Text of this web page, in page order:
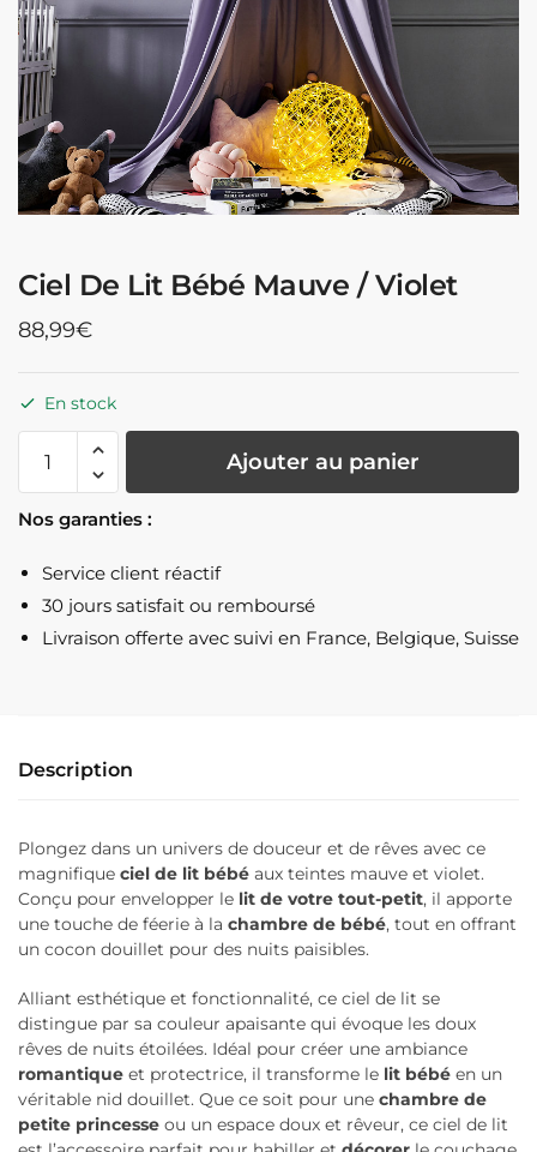
Ciel De Lit Bébé Mauve / Violet
88,99€
En stock
De
Mauve
/
Ajouter au panier
Nos garanties :
Service client réactif
30 jours satisfait ou remboursé
Livraison offerte avec suivi en France, Belgique, Suisse
Description
Plongez dans un univers de douceur et de rêves avec ce
magnifique ciel de lit bébé aux teintes mauve et violet.
Conçu pour envelopper le lit de votre tout-petit, il apporte
une touche de féerie à la chambre de bébé, tout en offrant
un cocon douillet pour des nuits paisibles.
Alliant esthétique et fonctionnalité, ce ciel de lit se
distingue par sa couleur apaisante qui évoque les doux
rêves de nuits étoilées. Idéal pour créer une ambiance
romantique et protectrice, il transforme le lit bébé en un
véritable nid douillet. Que ce soit pour une chambre de
petite princesse ou un espace doux et rêveur, ce ciel de lit